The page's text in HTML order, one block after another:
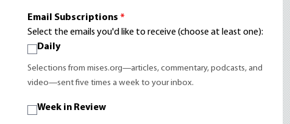
Email Subscriptions *
Select the emails you'd like to receive (choose at least one):
Daily
Selections from mises.org—articles, commentary, podcasts, and
video—sent five times a week to your inbox.
Week in Review